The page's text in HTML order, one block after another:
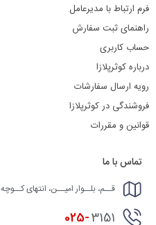
فرم ارتباط با مدیرعامل
راهنمای ثبت سفارش
حساب کاربری
درباره کوثرپلازا
رویه ارسال سفارشات
فروشندگی در کوثرپلازا
قوانین و مقررات
تماس با ما
قــم، بلــوار امیــن، انتهای کــوچه 47
025-3151